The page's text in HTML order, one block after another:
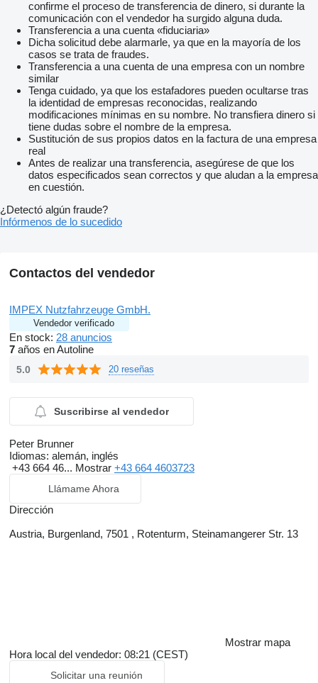
confirme el proceso de transferencia de dinero, si durante la
comunicación con el vendedor ha surgido alguna duda.
Transferencia a una cuenta «fiduciaria»
Dicha solicitud debe alarmarle, ya que en la mayoría de los
casos se trata de fraudes.
Transferencia a una cuenta de una empresa con un nombre
similar
Tenga cuidado, ya que los estafadores pueden ocultarse tras
la identidad de empresas reconocidas, realizando
modificaciones mínimas en su nombre. No transfiera dinero si
tiene dudas sobre el nombre de la empresa.
Sustitución de sus propios datos en la factura de una empresa
real
Antes de realizar una transferencia, asegúrese de que los
datos especificados sean correctos y que aludan a la empresa
en cuestión.
¿Detectó algún fraude?
Infórmenos de lo sucedido
Contactos del vendedor
IMPEX Nutzfahrzeuge GmbH.
Vendedor verificado
En stock: 28 anuncios
7 años en Autoline
5.0 20 reseñas
Suscribirse al vendedor
Peter Brunner
Idiomas: alemán, inglés
+43 664 46... Mostrar +43 664 4603723
Llámame Ahora
Dirección
Austria, Burgenland, 7501 , Rotenturm, Steinamangerer Str. 13
Mostrar mapa
Hora local del vendedor: 08:21 (CEST)
Solicitar una reunión